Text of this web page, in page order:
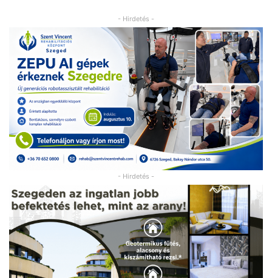
- Hirdetés -
- Hirdetés -